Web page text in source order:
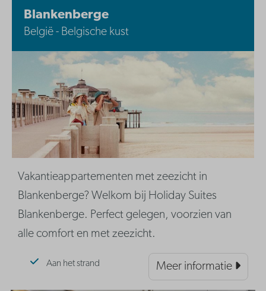
Blankenberge
België - Belgische kust
Vakantieappartementen met zeezicht in
Blankenberge? Welkom bij Holiday Suites
Blankenberge. Perfect gelegen, voorzien van
alle comfort en met zeezicht.
Aan het strand Meer informatie